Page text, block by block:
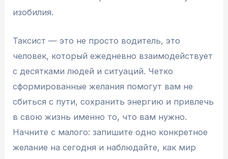
изобилия.
Таксист — это не просто водитель, это
человек, который ежедневно взаимодействует
с десятками людей и ситуаций. Четко
сформированные желания помогут вам не
сбиться с пути, сохранить энергию и привлечь
в свою жизнь именно то, что вам нужно.
Начните с малого: запишите одно конкретное
желание на сегодня и наблюдайте, как мир